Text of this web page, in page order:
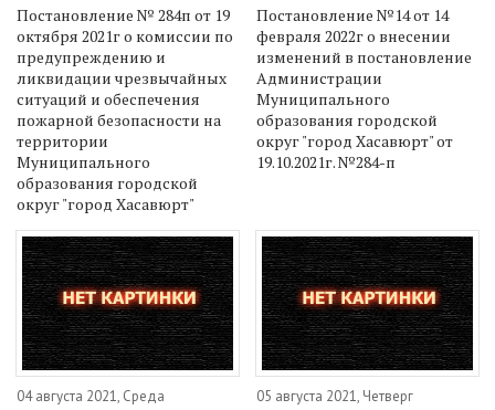
Постановление № 284п от 19
октября 2021г о комиссии по
предупреждению и
ликвидации чрезвычайных
ситуаций и обеспечения
пожарной безопасности на
территории
Муниципального
образования городской
округ "город Хасавюрт"
Постановление №14 от 14
февраля 2022г о внесении
изменений в постановление
Администрации
Муниципального
образования городской
округ "город Хасавюрт" от
19.10.2021г. №284-п
04 августа 2021, Среда 05 августа 2021, Четверг